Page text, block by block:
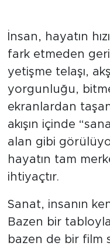
İnsan, hayatın
fark etmeden
yetişme telaşı,
yorgunluğu,
ekranlardan
akışın içinde
alan gibi
hayatın tam
ihtiyaçtır.
Sanat, insanın
Bazen bir
bazen de bir film